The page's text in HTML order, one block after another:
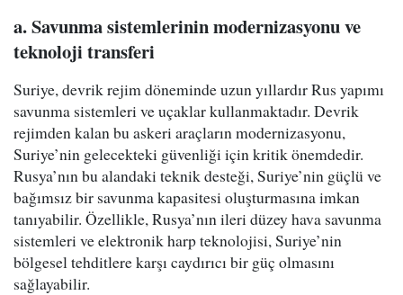
a. Savunma sistemlerinin modernizasyonu ve
teknoloji transferi
Suriye, devrik rejim döneminde uzun yıllardır Rus yapımı
savunma sistemleri ve uçaklar kullanmaktadır. Devrik
rejimden kalan bu askeri araçların modernizasyonu,
Suriye’nin gelecekteki güvenliği için kritik önemdedir.
Rusya’nın bu alandaki teknik desteği, Suriye’nin güçlü ve
bağımsız bir savunma kapasitesi oluşturmasına imkan
tanıyabilir. Özellikle, Rusya’nın ileri düzey hava savunma
sistemleri ve elektronik harp teknolojisi, Suriye’nin
bölgesel tehditlere karşı caydırıcı bir güç olmasını
sağlayabilir.